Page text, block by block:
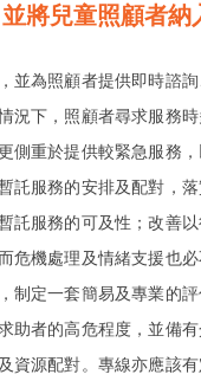
將兒童照顧者納
並為照顧者提供即時諮
況下，照顧者尋求服務
側重於提供較緊急服務
託服務的安排及配對，
託服務的可及性；改善
危機處理及情緒支援也
制定一套簡易及專業的
助者的高危程度，並備
資源配對。專線亦應該